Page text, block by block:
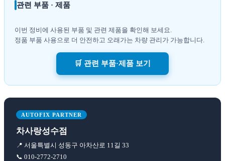
관련 부품 · 제품
이번 정비에 사용된 부품 및 관련 제품을 확인해 보세요.
정품 부품 사용으로 더 안전하고 오래가는 차량 관리가 가능합니다.
🛒 관련 부품·제품 보기
AUTOFIX PARTNER
차사랑성수점
📍 서울특별시 성동구 아차산로 11길 33
📞 010-2772-2710